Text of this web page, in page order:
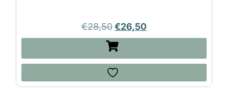
€28,50€26,50